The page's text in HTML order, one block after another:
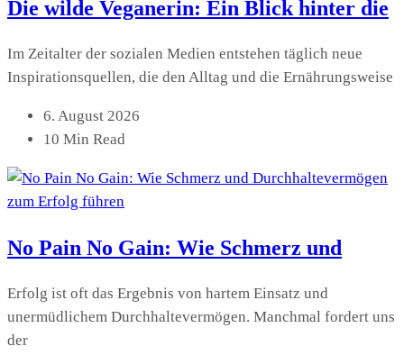
Die wilde Veganerin: Ein Blick hinter die
Im Zeitalter der sozialen Medien entstehen täglich neue
Inspirationsquellen, die den Alltag und die Ernährungsweise
6. August 2026
10 Min Read
No Pain No Gain: Wie Schmerz und
Erfolg ist oft das Ergebnis von hartem Einsatz und
unermüdlichem Durchhaltevermögen. Manchmal fordert uns
der